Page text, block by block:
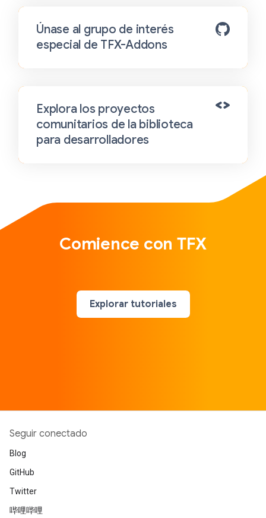
Únase al grupo de interés
especial de TFX-Addons
Explora los proyectos
comunitarios de la biblioteca
para desarrolladores
Comience con TFX
Explorar tutoriales
Seguir conectado
Blog
GitHub
Twitter
哔哩哔哩